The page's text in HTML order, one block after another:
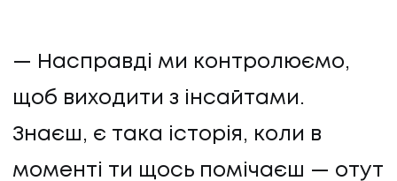
— Насправді ми контролюємо,
щоб виходити з інсайтами.
Знаєш, є така історія, коли в
моменті ти щось помічаєш — отут